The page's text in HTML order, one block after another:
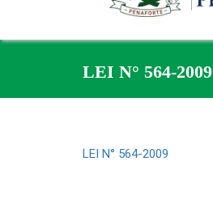
LEI N° 564-2009
LEI N° 564-2009